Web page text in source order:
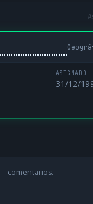
ASIGNADO
31/12/
= comentarios.